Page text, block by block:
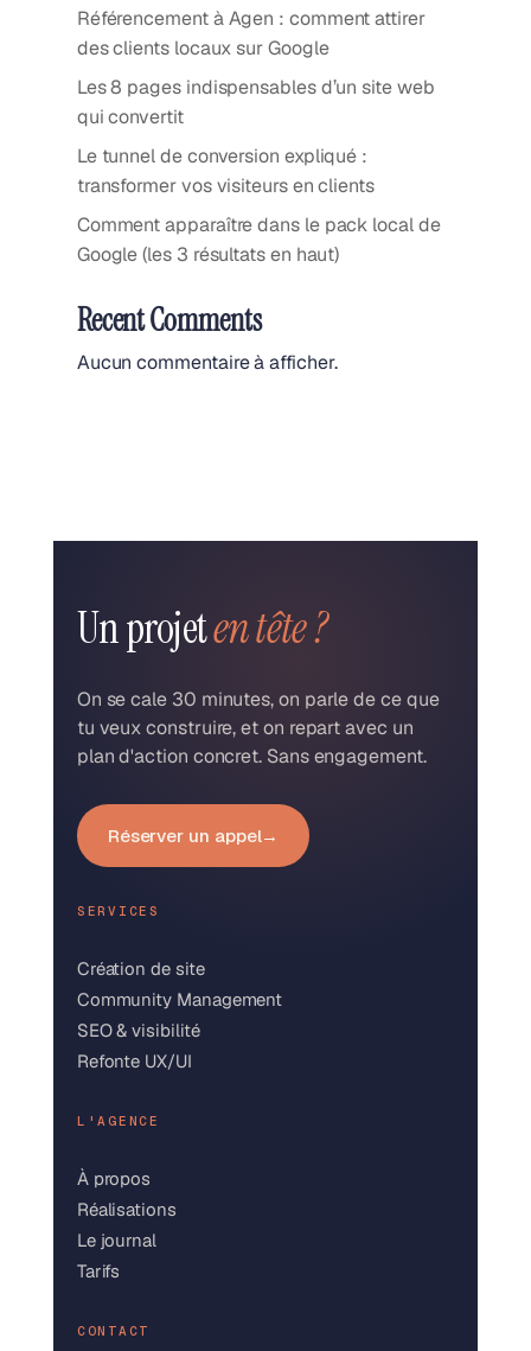
Référencement à Agen : comment attirer
des clients locaux sur Google
Les 8 pages indispensables d’un site web
qui convertit
Le tunnel de conversion expliqué :
transformer vos visiteurs en clients
Comment apparaître dans le pack local de
Google (les 3 résultats en haut)
Recent Comments
Aucun commentaire à afficher.
Un projeten tête ?
On se cale 30 minutes, on parle de ce que
tu veux construire, et on repart avec un
plan d'action concret. Sans engagement.
Réserver un appel→
SERVICES
Création de site
Community Management
SEO & visibilité
Refonte UX/UI
L'AGENCE
À propos
Réalisations
Le journal
Tarifs
CONTACT